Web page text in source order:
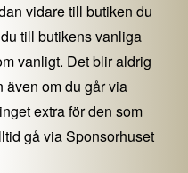
vidare till butiken du
till butikens vanliga
vanligt. Det blir aldrig
även om du går via
extra för den som
gå via Sponsorhuset